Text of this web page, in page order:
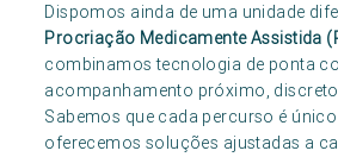
Dispomos ainda de uma unidade
Procriação Medicamente Assistida
combinamos tecnologia de ponta
acompanhamento próximo,
Sabemos que cada percurso é
oferecemos soluções ajustadas a